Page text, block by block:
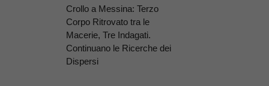
Crollo a Messina: Terzo
Corpo Ritrovato tra le
Macerie, Tre Indagati.
Continuano le Ricerche dei
Dispersi